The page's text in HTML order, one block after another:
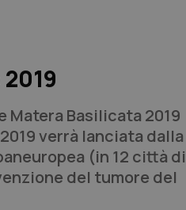
Matera Basilicata 2019
verrà lanciata dalla
(in 12 città di
del tumore del